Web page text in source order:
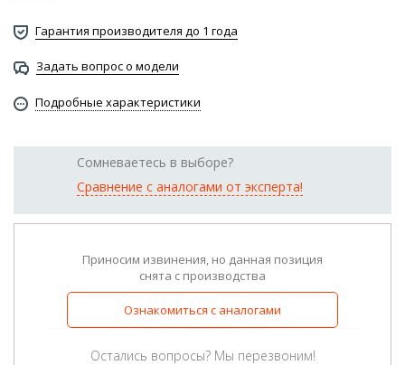
Гарантия производителя до 1 года
Задать вопрос о модели
Подробные характеристики
Сомневаетесь в выборе?
Сравнение с аналогами от эксперта!
Приносим извинения, но данная позиция
снята с производства
Ознакомиться с аналогами
Остались вопросы? Мы перезвоним!